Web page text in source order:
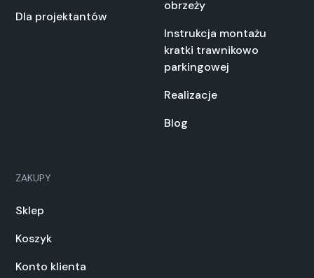
Dla projektantów
obrzeży
Instrukcja montażu
kratki trawnikowo
parkingowej
Realizacje
Blog
ZAKUPY
Sklep
Koszyk
Konto klienta